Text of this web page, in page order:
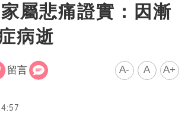
屬悲痛證實：因漸
病逝
留言 A- A A+